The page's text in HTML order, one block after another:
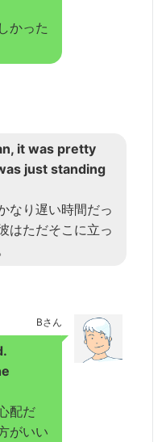
かった
it was pretty
just standing
なり遅い時間だっ
はただそこに立っ
Bさん
配だ
がいい